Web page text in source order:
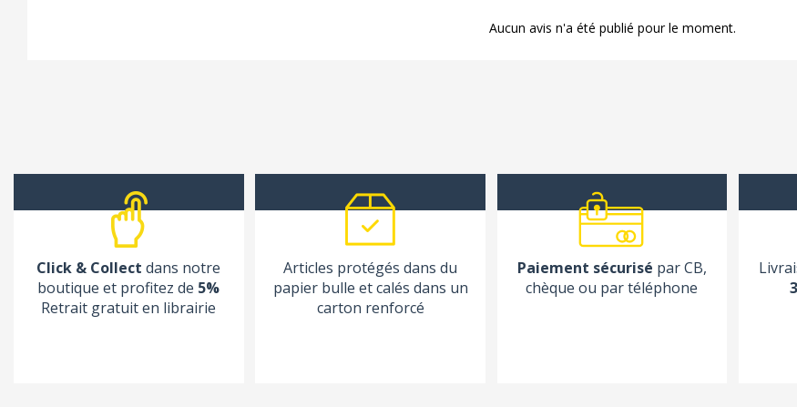
Aucun avis n'a été publié pour le moment.
Click & Collect dans notre
boutique et profitez de 5%
Retrait gratuit en librairie
Articles protégés dans du
papier bulle et calés dans un
carton renforcé
Paiement sécurisé par CB,
chèque ou par téléphone